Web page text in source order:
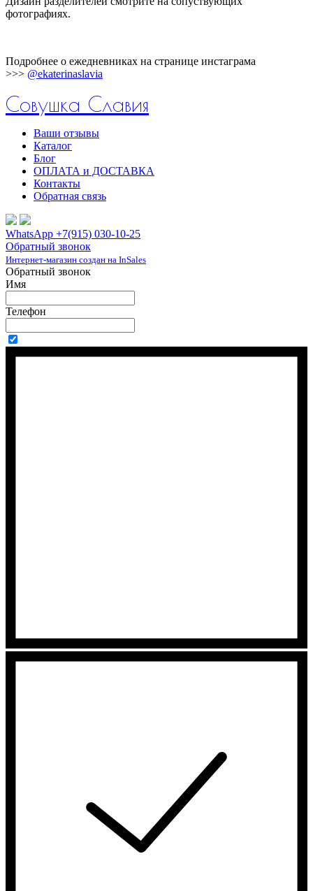
фотографиях.
Подробнее о ежедневниках на странице инстаграма
>>> @ekaterinaslavia
Совушка Славия
Ваши отзывы
Каталог
Блог
ОПЛАТА и ДОСТАВКА
Контакты
Обратная связь
WhatsApp +7(915) 030-10-25
Обратный звонок
Интернет-магазин создан на InSales
Обратный звонок
Имя
Телефон